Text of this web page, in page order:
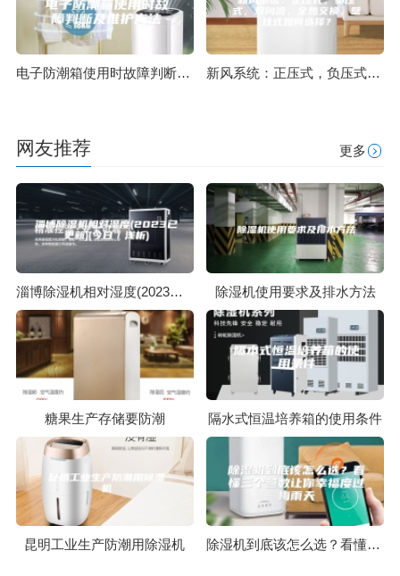
电子防潮箱使用时故障判断及维护方法 新风系统：正压式，负压式，双向流，全热交换，壁挂式如何选择？
网友推荐 更多
淄博除湿机相对湿度(2023已更新)(今日／浅析) 除湿机使用要求及排水方法
糖果生产存储要防潮 隔水式恒温培养箱的使用条件
昆明工业生产防潮用除湿机 除湿机到底该怎么选？看懂三个参数让你幸福度过梅雨天